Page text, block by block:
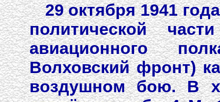
29 октября 1941
политической
авиационного
Волховский фронт)
воздушном бою. В